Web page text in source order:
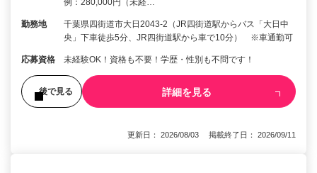
例：280,000円（未経…
勤務地
千葉県四街道市大日2043-2（JR四街道駅からバス「大日中
央」下車徒歩5分、JR四街道駅から車で10分） ※車通勤可
応募資格 未経験OK！資格も不要！学歴・性別も不問です！
後で見る 詳細を見る
更新日： 2026/08/03 掲載終了日： 2026/09/11